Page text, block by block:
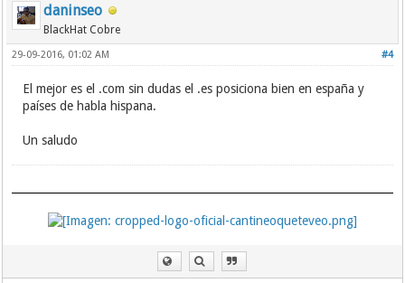
daninseo
BlackHat Cobre
#4
29-09-2016, 01:02 AM
El mejor es el .com sin dudas el .es posiciona bien en españa y
países de habla hispana.
Un saludo